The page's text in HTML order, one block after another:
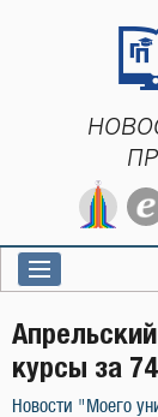
курсы за
Новости "Моего